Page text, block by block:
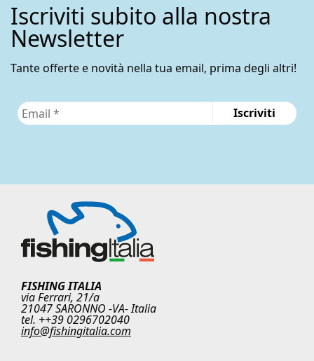
Iscriviti subito alla nostra
Newsletter
Tante offerte e novità nella tua email, prima degli altri!
FISHING ITALIA
via Ferrari, 21/a
21047 SARONNO -VA- Italia
tel. ++39 0296702040
info@fishingitalia.com